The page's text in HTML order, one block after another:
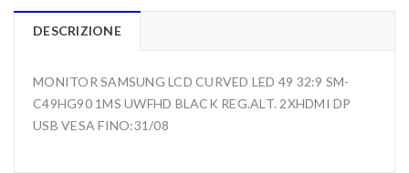
DESCRIZIONE
MONITOR SAMSUNG LCD CURVED LED 49 32:9 SM-
C49HG90 1MS UWFHD BLACK REG.ALT. 2XHDMI DP
USB VESA FINO:31/08